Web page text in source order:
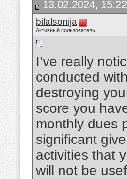
13.02.2024, 15:22
bilalsonija
Активный пользователь
I’ve really
conducted
destroying
score you
monthly dues
significant
activities that
will not be